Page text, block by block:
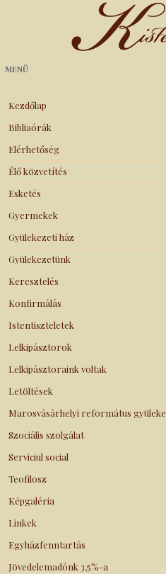
Kistemplom
MENÜ
Kezdőlap
Bibliaórák
Elérhetőség
Élő közvetítés
Esketés
Gyermekek
Gyülekezeti ház
Gyülekezetünk
Keresztelés
Konfirmálás
Istentiszteletek
Lelkipásztorok
Lelkipásztoraink voltak
Letöltések
Marosvásárhelyi református
Szociális szolgálat
Serviciul social
Teofilosz
Képgaléria
Linkek
Egyházfenntartás
Jövedelemadónk 3,5%-a